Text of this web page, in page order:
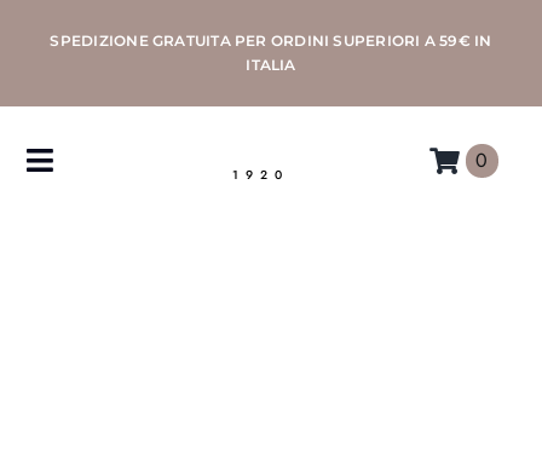
SPEDIZIONE GRATUITA PER ORDINI SUPERIORI A 59€ IN
ITALIA
1920
Toggle
0